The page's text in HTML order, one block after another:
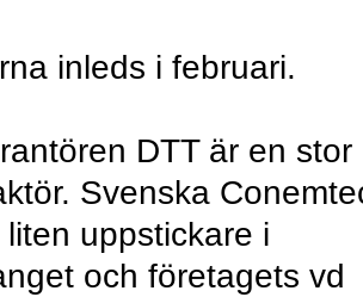
inleds i februari.
DTT är en stor
Svenska
uppstickare i
och företagets vd